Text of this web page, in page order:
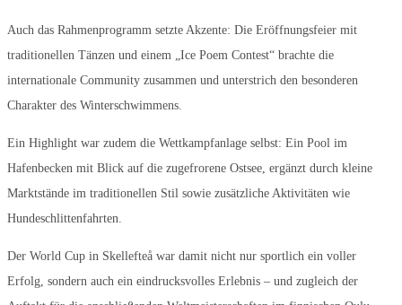
Auch das Rahmenprogramm setzte Akzente: Die Eröffnungsfeier mit
traditionellen Tänzen und einem „Ice Poem Contest“ brachte die
internationale Community zusammen und unterstrich den besonderen
Charakter des Winterschwimmens.
Ein Highlight war zudem die Wettkampfanlage selbst: Ein Pool im
Hafenbecken mit Blick auf die zugefrorene Ostsee, ergänzt durch kleine
Marktstände im traditionellen Stil sowie zusätzliche Aktivitäten wie
Hundeschlittenfahrten.
Der World Cup in Skellefteå war damit nicht nur sportlich ein voller
Erfolg, sondern auch ein eindrucksvolles Erlebnis – und zugleich der